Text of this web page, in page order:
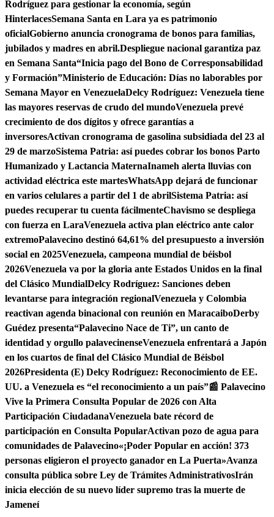
Rodríguez para gestionar la economía, según
HinterlacesSemana Santa en Lara ya es patrimonio
oficialGobierno anuncia cronograma de bonos para familias,
jubilados y madres en abril.Despliegue nacional garantiza paz
en Semana Santa“Inicia pago del Bono de Corresponsabilidad
y Formación”Ministerio de Educación: Días no laborables por
Semana Mayor en VenezuelaDelcy Rodríguez: Venezuela tiene
las mayores reservas de crudo del mundoVenezuela prevé
crecimiento de dos dígitos y ofrece garantías a
inversoresActivan cronograma de gasolina subsidiada del 23 al
29 de marzoSistema Patria: así puedes cobrar los bonos Parto
Humanizado y Lactancia MaternaInameh alerta lluvias con
actividad eléctrica este martesWhatsApp dejará de funcionar
en varios celulares a partir del 1 de abrilSistema Patria: así
puedes recuperar tu cuenta fácilmenteChavismo se despliega
con fuerza en LaraVenezuela activa plan eléctrico ante calor
extremoPalavecino destinó 64,61% del presupuesto a inversión
social en 2025Venezuela, campeona mundial de béisbol
2026Venezuela va por la gloria ante Estados Unidos en la final
del Clásico MundialDelcy Rodríguez: Sanciones deben
levantarse para integración regionalVenezuela y Colombia
reactivan agenda binacional con reunión en MaracaiboDerby
Guédez presenta“Palavecino Nace de Ti”, un canto de
identidad y orgullo palavecinenseVenezuela enfrentará a Japón
en los cuartos de final del Clásico Mundial de Béisbol
2026Presidenta (E) Delcy Rodríguez: Reconocimiento de EE.
UU. a Venezuela es “el reconocimiento a un país”📰 Palavecino
Vive la Primera Consulta Popular de 2026 con Alta
Participación CiudadanaVenezuela bate récord de
participación en Consulta PopularActivan pozo de agua para
comunidades de Palavecino«¡Poder Popular en acción! 373
personas eligieron el proyecto ganador en La Puerta»Avanza
consulta pública sobre Ley de Trámites AdministrativosIrán
inicia elección de su nuevo líder supremo tras la muerte de
Jameneí